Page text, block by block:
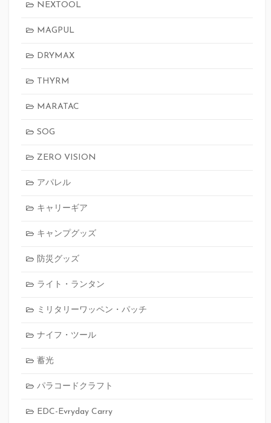
NEXTOOL
MAGPUL
DRYMAX
THYRM
MARATAC
SOG
ZERO VISION
アパレル
キャリーギア
キャンプグッズ
防災グッズ
ライト・ランタン
ミリタリーワッペン・パッチ
ナイフ・ツール
蓄光
パラコードクラフト
EDC-Evryday Carry